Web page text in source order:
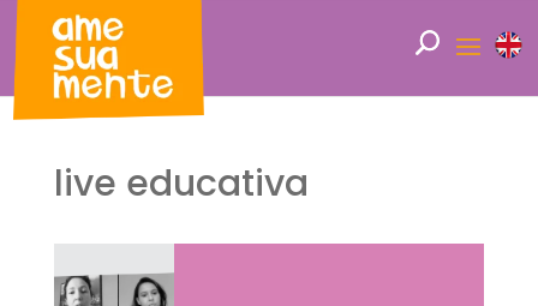
live educativa